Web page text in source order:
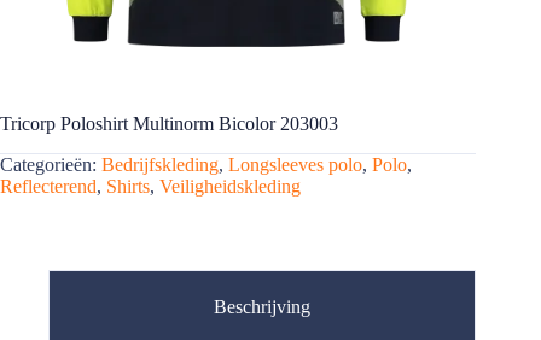
Tricorp Poloshirt Multinorm Bicolor 203003
Categorieën: Bedrijfskleding, Longsleeves polo, Polo,
Reflecterend, Shirts, Veiligheidskleding
Beschrijving